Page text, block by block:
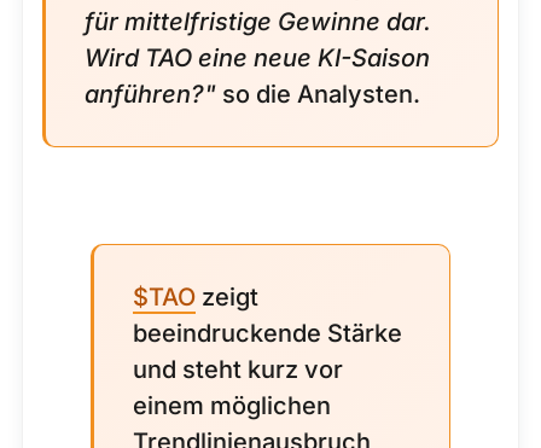
für mittelfristige Gewinne dar.
Wird TAO eine neue KI-Saison
anführen?" so die Analysten.
$TAO zeigt
beeindruckende Stärke
und steht kurz vor
einem möglichen
Trendlinienausbruch